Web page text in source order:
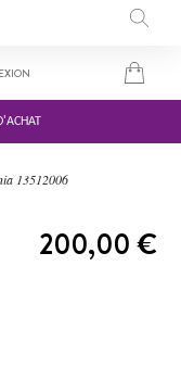
13512006
200,00 €